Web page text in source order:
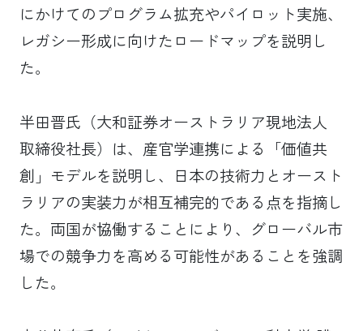
にかけてのプログラム拡充やパイロット実施、
レガシー形成に向けたロードマップを説明し
た。
半田晋氏（大和証券オーストラリア現地法人
取締役社長）は、産官学連携による「価値共
創」モデルを説明し、日本の技術力とオースト
ラリアの実装力が相互補完的である点を指摘し
た。両国が協働することにより、グローバル市
場での競争力を高める可能性があることを強調
した。